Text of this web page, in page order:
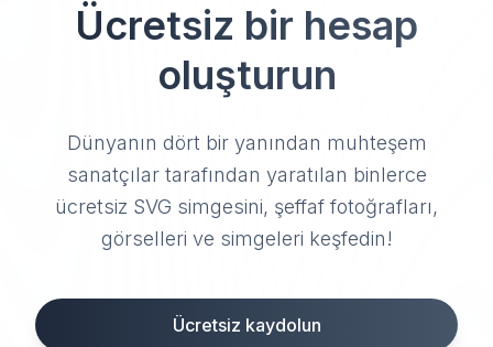
Ücretsiz bir hesap
oluşturun
Dünyanın dört bir yanından muhteşem
sanatçılar tarafından yaratılan binlerce
ücretsiz SVG simgesini, şeffaf fotoğrafları,
görselleri ve simgeleri keşfedin!
Ücretsiz kaydolun